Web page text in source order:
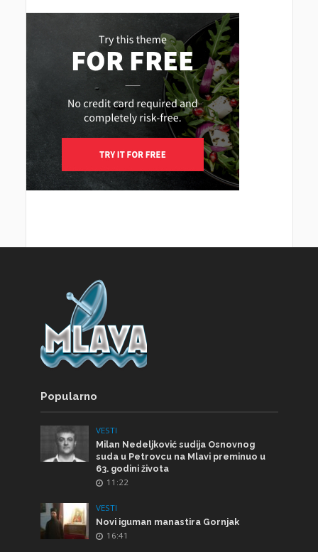
Popularno
VESTI
Milan Nedeljković sudija Osnovnog
suda u Petrovcu na Mlavi preminuo u
63. godini života
11:22
VESTI
Novi iguman manastira Gornjak
16:41